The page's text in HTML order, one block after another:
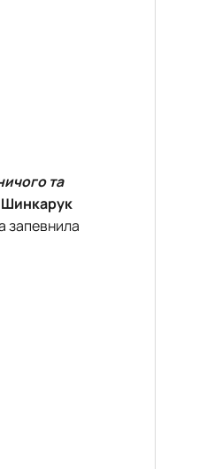
та
Шинкарук
запевнила